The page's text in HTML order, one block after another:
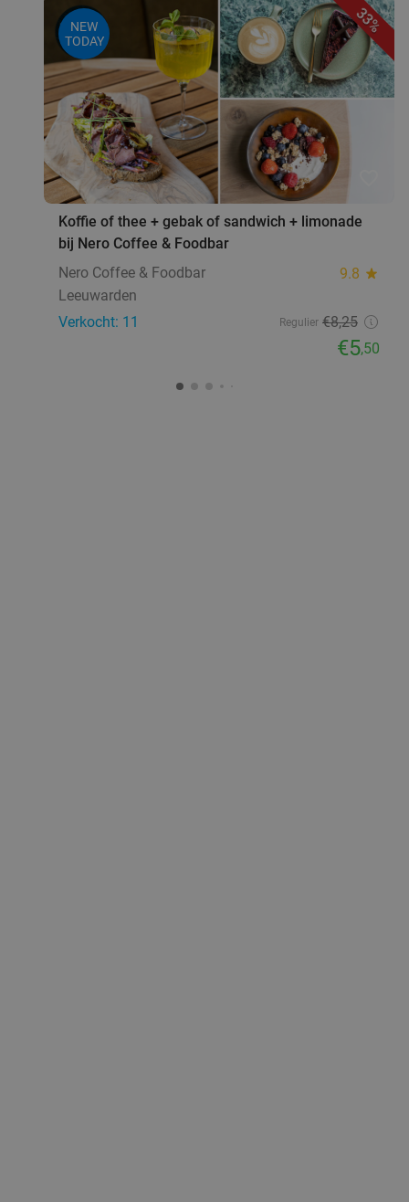
33%
NEW
TODAY
Koffie of thee + gebak of sandwich + limonade
bij Nero Coffee & Foodbar
Nero Coffee & Foodbar
9.8 star
Leeuwarden
Verkocht: 11
Regulier €8,25
€5,50